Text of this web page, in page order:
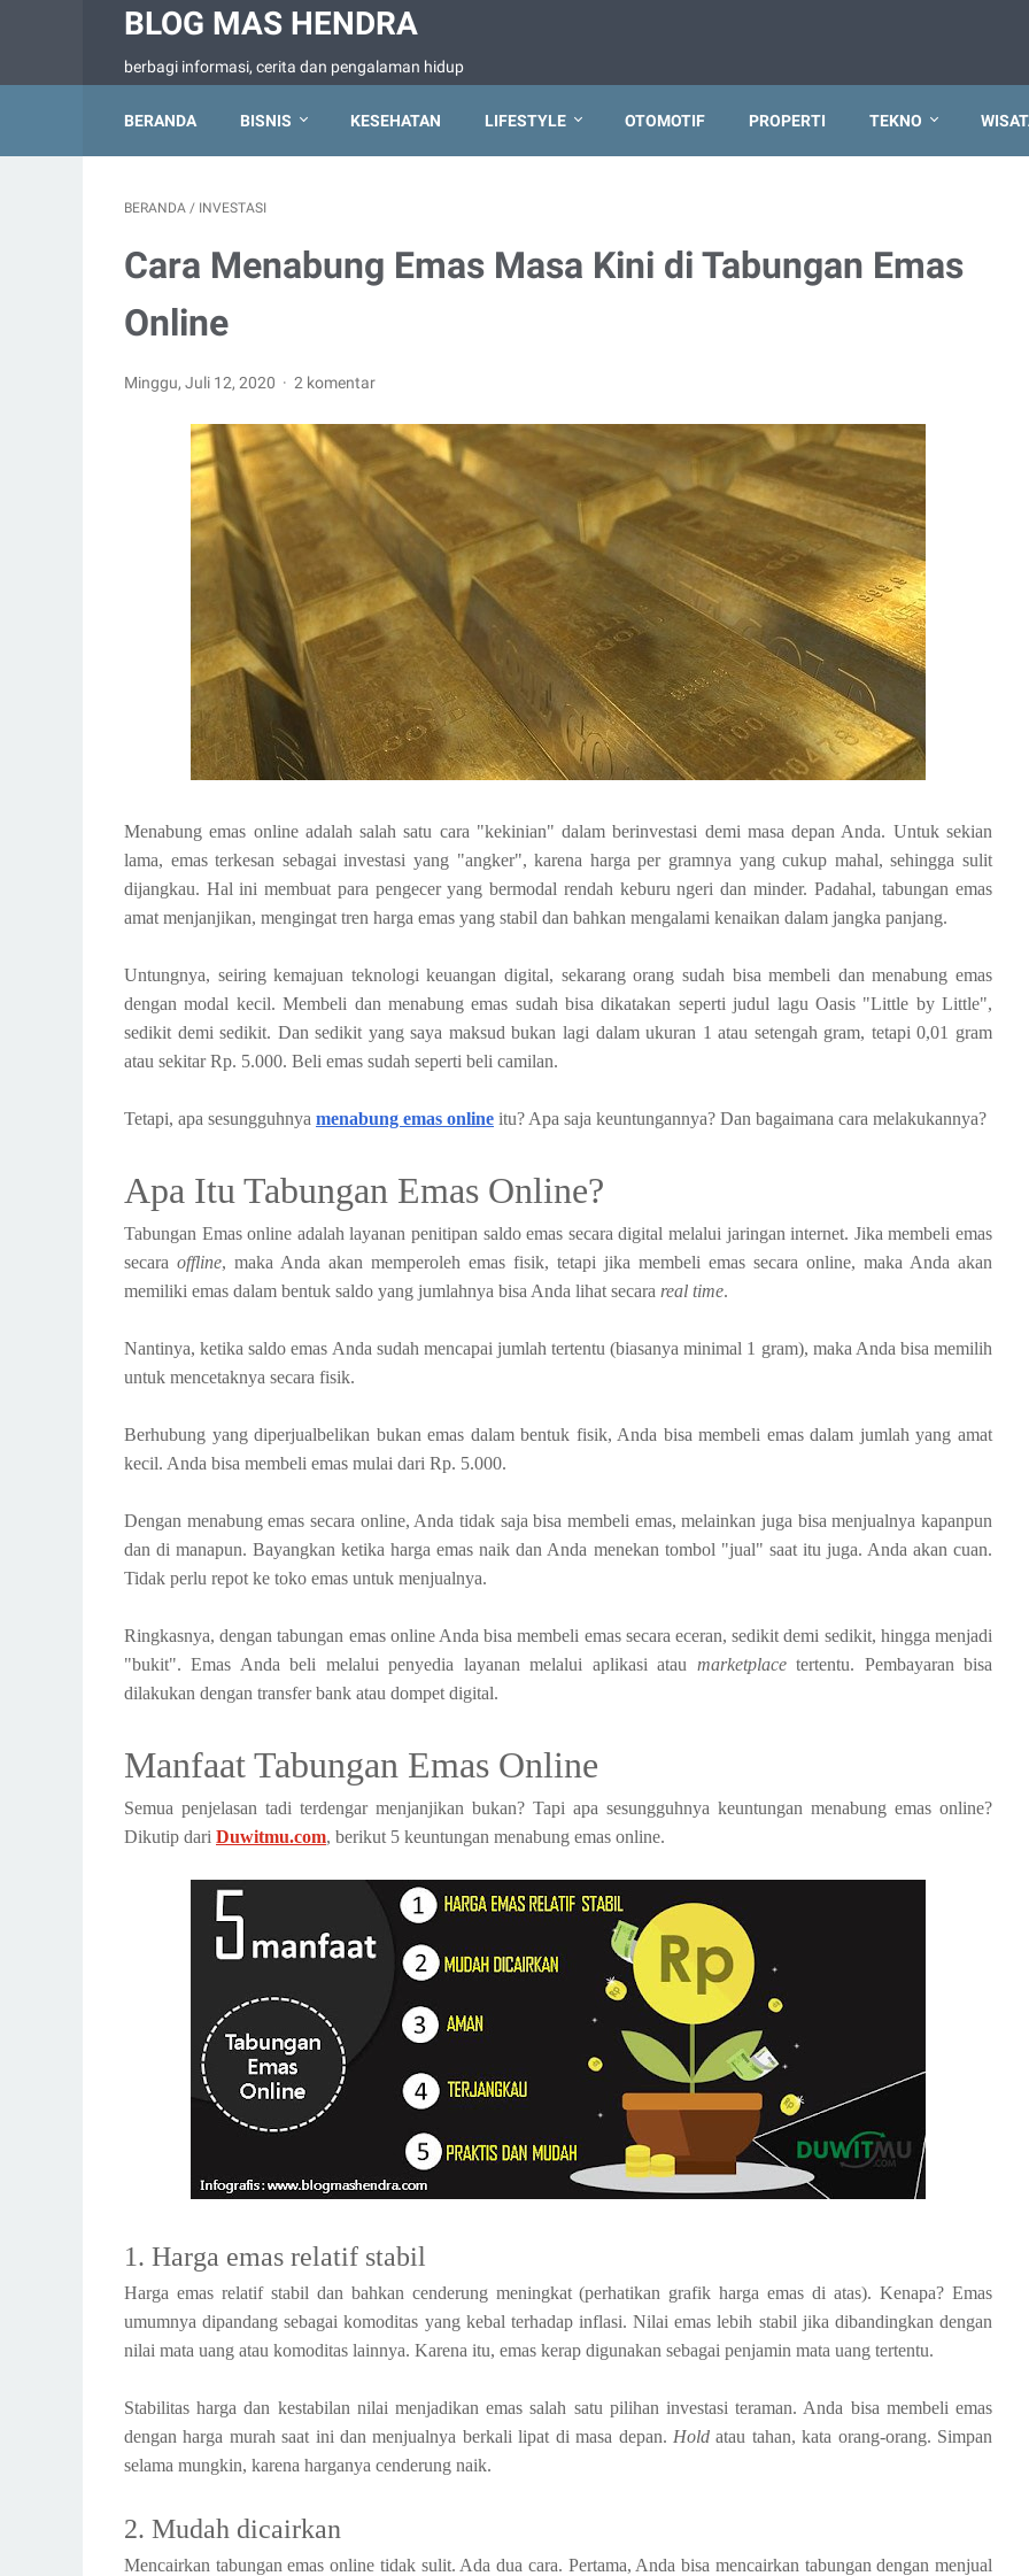
BLOG MAS HENDRA
berbagi informasi, cerita dan pengalaman hidup
BERANDA BISNIS KESEHATAN LIFESTYLE OTOMOTIF PROPERTI TEKNO
BERANDA / INVESTASI
Cara Menabung Emas Masa Kini di Tabungan Emas
Online
Minggu, Juli 12, 2020 2 komentar
Menabung emas online adalah salah satu cara "kekinian" dalam berinvestasi demi masa depan Anda. Untuk sekian
lama, emas terkesan sebagai investasi yang "angker", karena harga per gramnya yang cukup mahal, sehingga sulit
dijangkau. Hal ini membuat para pengecer yang bermodal rendah keburu ngeri dan minder. Padahal, tabungan emas
amat menjanjikan, mengingat tren harga emas yang stabil dan bahkan mengalami kenaikan dalam jangka panjang.
Untungnya, seiring kemajuan teknologi keuangan digital, sekarang orang sudah bisa membeli dan menabung emas
dengan modal kecil. Membeli dan menabung emas sudah bisa dikatakan seperti judul lagu Oasis "Little by Little",
sedikit demi sedikit. Dan sedikit yang saya maksud bukan lagi dalam ukuran 1 atau setengah gram, tetapi 0,01 gram
atau sekitar Rp. 5.000. Beli emas sudah seperti beli camilan.
Tetapi, apa sesungguhnya menabung emas online itu? Apa saja keuntungannya? Dan bagaimana cara melakukannya?
Apa Itu Tabungan Emas Online?
Tabungan Emas online adalah layanan penitipan saldo emas secara digital melalui jaringan internet. Jika membeli emas
secara offline, maka Anda akan memperoleh emas fisik, tetapi jika membeli emas secara online, maka Anda akan
memiliki emas dalam bentuk saldo yang jumlahnya bisa Anda lihat secara real time.
Nantinya, ketika saldo emas Anda sudah mencapai jumlah tertentu (biasanya minimal 1 gram), maka Anda bisa memilih
untuk mencetaknya secara fisik.
Berhubung yang diperjualbelikan bukan emas dalam bentuk fisik, Anda bisa membeli emas dalam jumlah yang amat
kecil. Anda bisa membeli emas mulai dari Rp. 5.000.
Dengan menabung emas secara online, Anda tidak saja bisa membeli emas, melainkan juga bisa menjualnya kapanpun
dan di manapun. Bayangkan ketika harga emas naik dan Anda menekan tombol "jual" saat itu juga. Anda akan cuan.
Tidak perlu repot ke toko emas untuk menjualnya.
Ringkasnya, dengan tabungan emas online Anda bisa membeli emas secara eceran, sedikit demi sedikit, hingga menjadi
"bukit". Emas Anda beli melalui penyedia layanan melalui aplikasi atau marketplacetertentu. Pembayaran bisa
dilakukan dengan transfer bank atau dompet digital.
Manfaat Tabungan Emas Online
Semua penjelasan tadi terdengar menjanjikan bukan? Tapi apa sesungguhnya keuntungan menabung emas online?
Dikutip dari Duwitmu.com, berikut 5 keuntungan menabung emas online.
1. Harga emas relatif stabil
Harga emas relatif stabil dan bahkan cenderung meningkat (perhatikan grafik harga emas di atas). Kenapa? Emas
umumnya dipandang sebagai komoditas yang kebal terhadap inflasi. Nilai emas lebih stabil jika dibandingkan dengan
nilai mata uang atau komoditas lainnya. Karena itu, emas kerap digunakan sebagai penjamin mata uang tertentu.
Stabilitas harga dan kestabilan nilai menjadikan emas salah satu pilihan investasi teraman. Anda bisa membeli emas
dengan harga murah saat ini dan menjualnya berkali lipat di masa depan. Holdatau tahan, kata orang-orang. Simpan
selama mungkin, karena harganya cenderung naik.
2. Mudah dicairkan
Mencairkan tabungan emas online tidak sulit. Ada dua cara. Pertama, Anda bisa mencairkan tabungan dengan menjual